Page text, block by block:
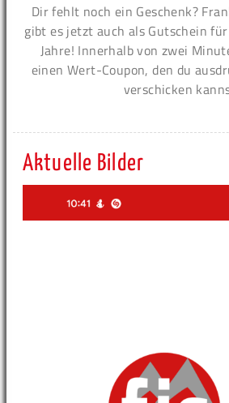
Dir fehlt noch ein Geschenk?
gibt es jetzt auch als Gutschein
Jahre! Innerhalb von zwei
einen Wert-Coupon, den du
verschicken
Aktuelle Bilder